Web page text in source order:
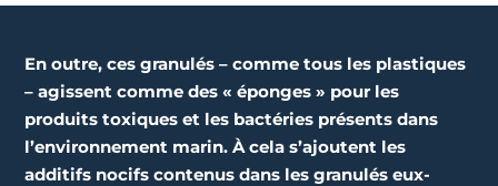
En outre, ces granulés – comme tous les plastiques
– agissent comme des « éponges » pour les
produits toxiques et les bactéries présents dans
l’environnement marin.À cela s’ajoutent les
additifs nocifs contenus dans les granulés eux-